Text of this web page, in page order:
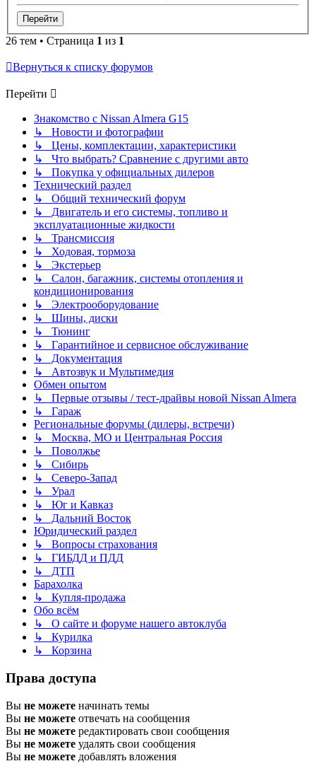
26 тем • Страница 1 из 1
Вернуться к списку форумов
Перейти
Знакомство с Nissan Almera G15
↳ Новости и фотографии
↳ Цены, комплектации, характеристики
↳ Что выбрать? Сравнение с другими авто
↳ Покупка у официальных дилеров
Технический раздел
↳ Общий технический форум
↳ Двигатель и его системы, топливо и
эксплуатационные жидкости
↳ Трансмиссия
↳ Ходовая, тормоза
↳ Экстерьер
↳ Салон, багажник, системы отопления и
кондиционирования
↳ Электрооборудование
↳ Шины, диски
↳ Тюнинг
↳ Гарантийное и сервисное обслуживание
↳ Документация
↳ Автозвук и Мультимедия
Обмен опытом
↳ Первые отзывы / тест-драйвы новой Nissan Almera
↳ Гараж
Региональные форумы (дилеры, встречи)
↳ Москва, МО и Центральная Россия
↳ Поволжье
↳ Сибирь
↳ Северо-Запад
↳ Урал
↳ Юг и Кавказ
↳ Дальний Восток
Юридический раздел
↳ Вопросы страхования
↳ ГИБДД и ПДД
↳ ДТП
Барахолка
↳ Купля-продажа
Обо всём
↳ О сайте и форуме нашего автоклуба
↳ Курилка
↳ Корзина
Права доступа
Вы не можете начинать темы
Вы не можете отвечать на сообщения
Вы не можете редактировать свои сообщения
Вы не можете удалять свои сообщения
Вы не можете добавлять вложения